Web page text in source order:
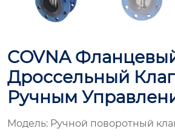
COVNA
Дроссельный
Ручным
Модель: Ручной поворотный